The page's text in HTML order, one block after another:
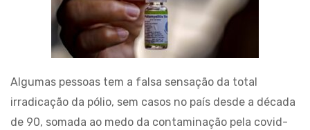
Algumas pessoas tem a falsa sensação da total
irradicação da pólio, sem casos no país desde a década
de 90, somada ao medo da contaminação pela covid-